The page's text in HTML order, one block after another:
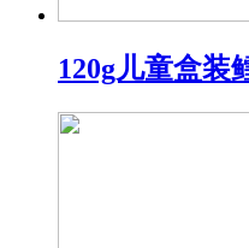
120g儿童盒装